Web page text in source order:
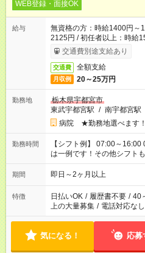
WEB登録・面接OK
給与
無資格の方：時給1400円～
2125円 / 初任者以上：時給
交通費別途支給あり
交通費 全額支給
月収例 20～25万円
勤務地
栃木県宇都宮市
東武宇都宮駅 / 南宇都宮駅
病院 ★勤務地選べます！
勤務時間
【シフト例】 07:00～16:00
は一例です！その他シフト
期間 即日～2ヶ月以上
特徴 日払いOK / 履歴書不要 / 40
上の大量募集 / 電話対応なし
気になる！ 応募